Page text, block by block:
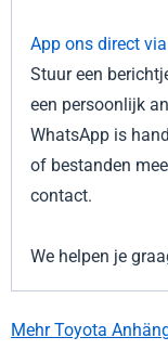
App ons direct
Stuur een
een persoonlijk
WhatsApp is
of bestanden
contact.
We helpen je
Mehr Toyota